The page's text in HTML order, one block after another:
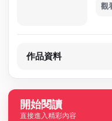
觀
作品資料
開始閱讀
直接進入精彩內容